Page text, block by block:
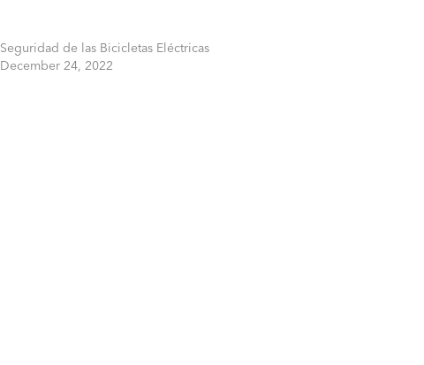
Seguridad de las Bicicletas Eléctricas
December 24, 2022